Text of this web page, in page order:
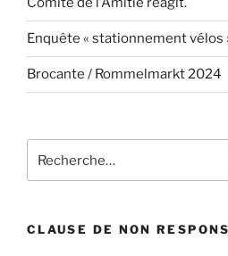
Enquête « stationnement vélos
Brocante / Rommelmarkt 2024
pour
CLAUSE DE NON